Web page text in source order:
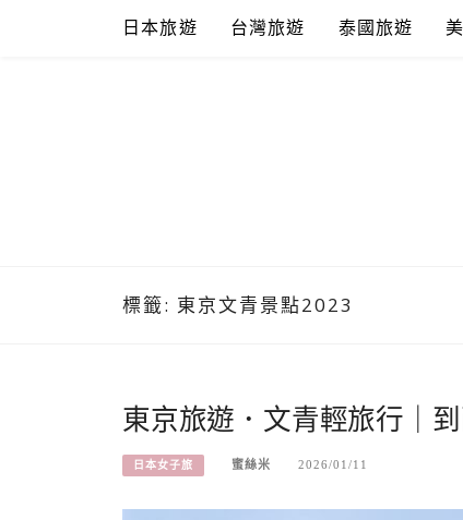
日本旅遊 台灣旅遊 泰國旅遊
標籤: 東京文青景點2023
東京旅遊．文青輕旅行｜
日本女子旅 蜜絲米 2026/01/11